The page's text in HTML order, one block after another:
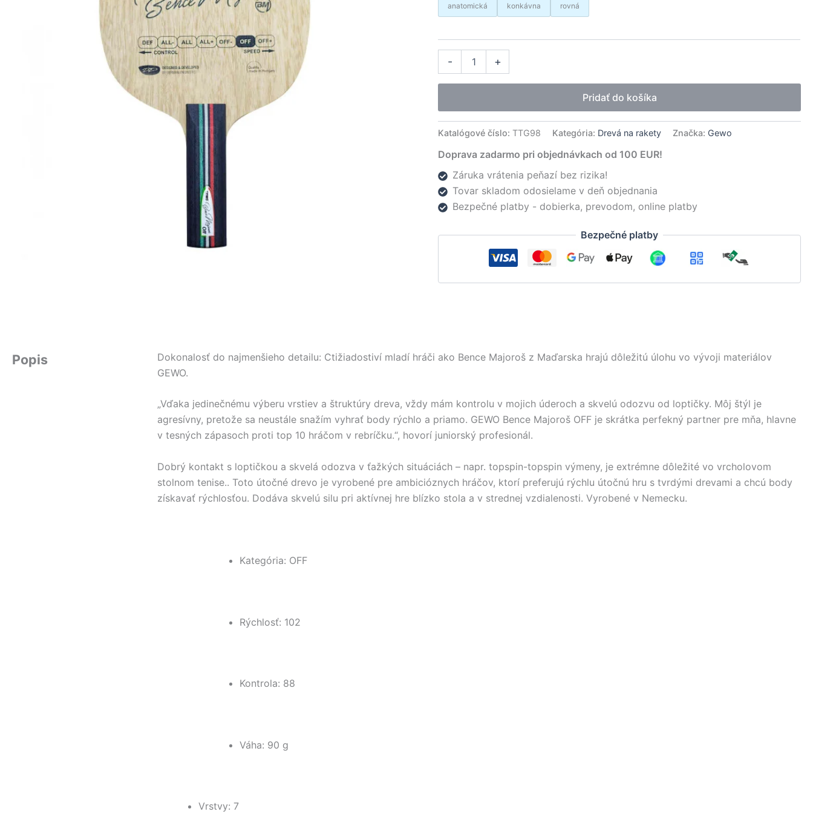
anatomická konkávna rovná
- +
Pridať do košíka
Katalógové číslo:TTG98 Kategória: Drevá na rakety Značka: Gewo
Doprava zadarmo pri objednávkach od 100 EUR!
Záruka vrátenia peňazí bez rizika!
Tovar skladom odosielame v deň objednania
Bezpečné platby - dobierka, prevodom, online platby
Bezpečné platby
Popis
Dokonalosť do najmenšieho detailu: Ctižiadostiví mladí hráči ako Bence Majoroš z Maďarska hrajú dôležitú úlohu vo vývoji materiálov
GEWO.
„Vďaka jedinečnému výberu vrstiev a štruktúry dreva, vždy mám kontrolu v mojich úderoch a skvelú odozvu od loptičky. Môj štýl je
agresívny, pretože sa neustále snažím vyhrať body rýchlo a priamo. GEWO Bence Majoroš OFF je skrátka perfekný partner pre mňa, hlavne
v tesných zápasoch proti top 10 hráčom v rebríčku.“, hovorí juniorský profesionál.
Dobrý kontakt s loptičkou a skvelá odozva v ťažkých situáciách – napr. topspin-topspin výmeny, je extrémne dôležité vo vrcholovom
stolnom tenise.. Toto útočné drevo je vyrobené pre ambicióznych hráčov, ktorí preferujú rýchlu útočnú hru s tvrdými drevami a chcú body
získavať rýchlosťou. Dodáva skvelú silu pri aktívnej hre blízko stola a v strednej vzdialenosti. Vyrobené v Nemecku.
Kategória: OFF
Rýchlosť: 102
Kontrola: 88
Váha: 90 g
Vrstvy: 7